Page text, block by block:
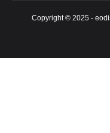
Copyright © 2025 -